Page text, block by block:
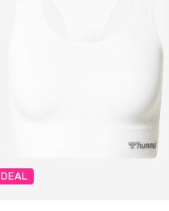
DEAL